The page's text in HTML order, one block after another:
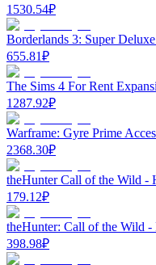
1530.54₽
Borderlands 3: Super
655.81₽
The Sims 4 For Rent
1287.92₽
Warframe: Gyre Prime
2368.30₽
theHunter Call of the Wild -
179.12₽
theHunter: Call of the Wild -
398.98₽